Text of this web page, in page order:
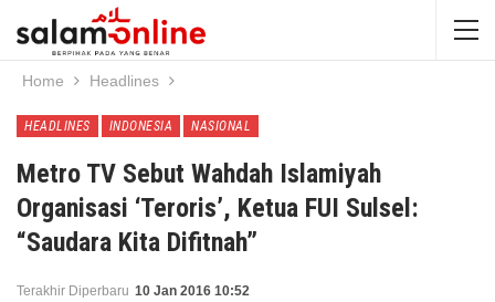
Home Headlines
HEADLINES INDONESIA NASIONAL
Metro TV Sebut Wahdah Islamiyah
Organisasi ‘Teroris’, Ketua FUI Sulsel:
“Saudara Kita Difitnah”
Terakhir Diperbaru 10 Jan 2016 10:52